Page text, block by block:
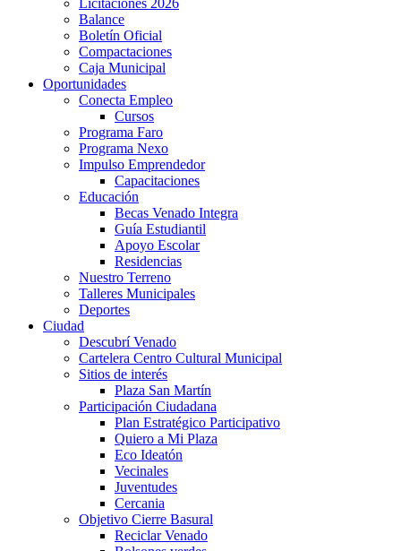
Licitaciones 2026
Balance
Boletín Oficial
Compactaciones
Caja Municipal
Oportunidades
Conecta Empleo
Cursos
Programa Faro
Programa Nexo
Impulso Emprendedor
Capacitaciones
Educación
Becas Venado Integra
Guía Estudiantil
Apoyo Escolar
Residencias
Nuestro Terreno
Talleres Municipales
Deportes
Ciudad
Descubrí Venado
Cartelera Centro Cultural Municipal
Sitios de interés
Plaza San Martín
Participación Ciudadana
Plan Estratégico Participativo
Quiero a Mi Plaza
Eco Ideatón
Vecinales
Juventudes
Cercania
Objetivo Cierre Basural
Reciclar Venado